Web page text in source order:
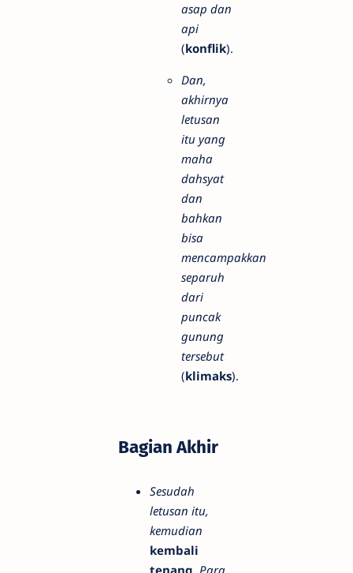
asap dan
api
(konflik).
Dan,
akhirnya
letusan
itu yang
maha
dahsyat
dan
bahkan
bisa
mencampakkan
separuh
dari
puncak
gunung
tersebut
(klimaks).
Bagian Akhir
Sesudah
letusan itu,
kemudian
kembali